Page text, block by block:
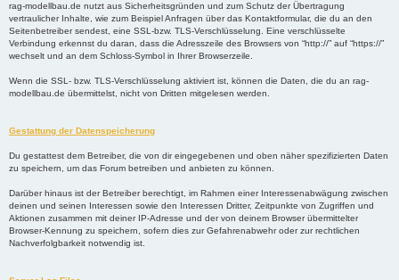
rag-modellbau.de nutzt aus Sicherheitsgründen und zum Schutz der Übertragung
vertraulicher Inhalte, wie zum Beispiel Anfragen über das Kontaktformular, die du an den
Seitenbetreiber sendest, eine SSL-bzw. TLS-Verschlüsselung. Eine verschlüsselte
Verbindung erkennst du daran, dass die Adresszeile des Browsers von “http://” auf “https://”
wechselt und an dem Schloss-Symbol in Ihrer Browserzeile.
Wenn die SSL- bzw. TLS-Verschlüsselung aktiviert ist, können die Daten, die du an rag-
modellbau.de übermittelst, nicht von Dritten mitgelesen werden.
Gestattung der Datenspeicherung
Du gestattest dem Betreiber, die von dir eingegebenen und oben näher spezifizierten Daten
zu speichern, um das Forum betreiben und anbieten zu können.
Darüber hinaus ist der Betreiber berechtigt, im Rahmen einer Interessenabwägung zwischen
deinen und seinen Interessen sowie den Interessen Dritter, Zeitpunkte von Zugriffen und
Aktionen zusammen mit deiner IP-Adresse und der von deinem Browser übermittelter
Browser-Kennung zu speichern, sofern dies zur Gefahrenabwehr oder zur rechtlichen
Nachverfolgbarkeit notwendig ist.